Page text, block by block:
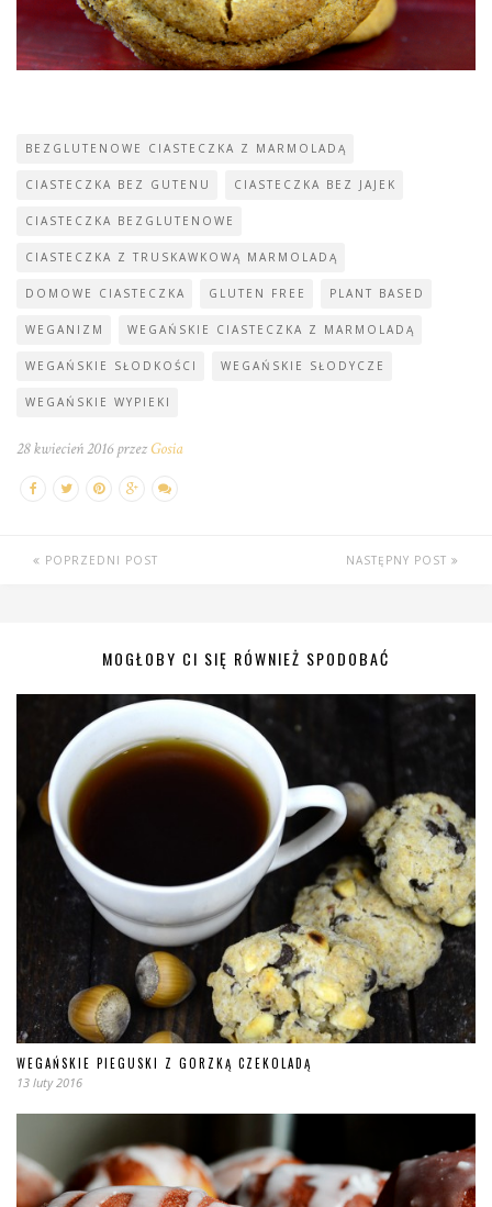
BEZGLUTENOWE CIASTECZKA Z MARMOLADĄ
CIASTECZKA BEZ GUTENU CIASTECZKA BEZ JAJEK
CIASTECZKA BEZGLUTENOWE
CIASTECZKA Z TRUSKAWKOWĄ MARMOLADĄ
DOMOWE CIASTECZKA GLUTEN FREE PLANT BASED
WEGANIZM WEGAŃSKIE CIASTECZKA Z MARMOLADĄ
WEGAŃSKIE SŁODKOŚCI WEGAŃSKIE SŁODYCZE
WEGAŃSKIE WYPIEKI
28 kwiecień 2016 przezGosia
POPRZEDNI POST NASTĘPNY POST
MOGŁOBY CI SIĘ RÓWNIEŻ SPODOBAĆ
WEGAŃSKIE PIEGUSKI Z GORZKĄ CZEKOLADĄ
13 luty 2016